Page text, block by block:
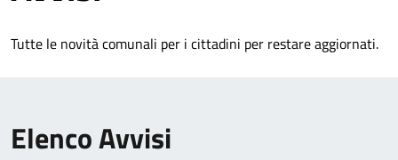
Tutte le novità comunali per i cittadini per restare aggiornati.
Elenco Avvisi